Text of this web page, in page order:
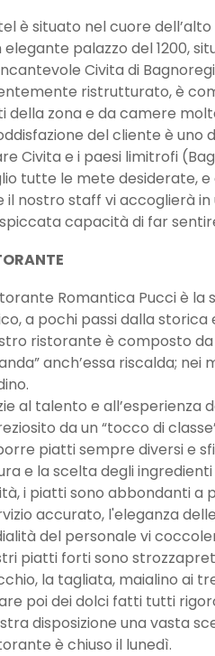
è situato nel cuore
elegante palazzo del 1200,
Civita di
ristrutturato, è
della zona e da camere
del cliente è
Civita e i paesi limitrofi
tutte le mete desiderate,
il nostro staff vi accoglierà
capacità di far
Romantica Pucci è
a pochi passi dalla storica
ristorante è composto
anch’essa riscalda;
al talento e
da un “tocco di
piatti sempre diversi e
e la scelta degli
i piatti sono abbondanti a
accurato, l'eleganza
del personale vi
piatti forti sono
la tagliata, maialino ai
poi dei dolci fatti tutti
disposizione una vasta
è chiuso il lunedì.